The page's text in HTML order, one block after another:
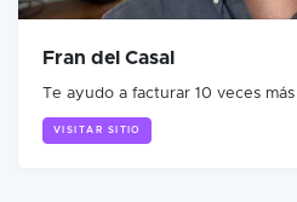
Fran del Casal
Te ayudo a facturar 10 veces
VISITAR SITIO